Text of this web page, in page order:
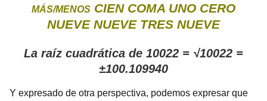
MÁS/MENOS CIEN COMA UNO CERO
NUEVE NUEVE TRES NUEVE
La raíz cuadrática de 10022 = √10022 =
±100.109940
Y expresado de otra perspectiva, podemos expresar que